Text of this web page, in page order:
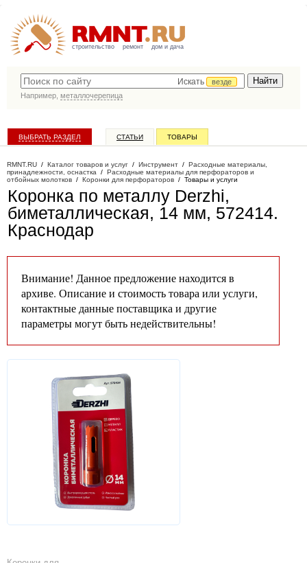
строительство ремонт дом и дача
Искать
везде
Например, металлочерепица
ВЫБРАТЬ РАЗДЕЛ СТАТЬИ ТОВАРЫ
RMNT.RU / Каталог товаров и услуг / Инструмент / Расходные материалы,
принадлежности, оснастка / Расходные материалы для перфораторов и
отбойных молотков / Коронки для перфораторов / Товары и услуги
Коронка по металлу Derzhi,
биметаллическая, 14 мм, 572414.
Краснодар
Внимание! Данное предложение находится в
архиве. Описание и стоимость товара или услуги,
контактные данные поставщика и другие
параметры могут быть недействительны!